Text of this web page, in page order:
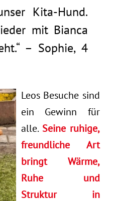
Kita-Hund.
mit Bianca
– Sophie, 4
Leos Besuche sind
ein Gewinn für
alle. Seine ruhige,
freundliche Art
bringt Wärme,
Ruhe und
Struktur in